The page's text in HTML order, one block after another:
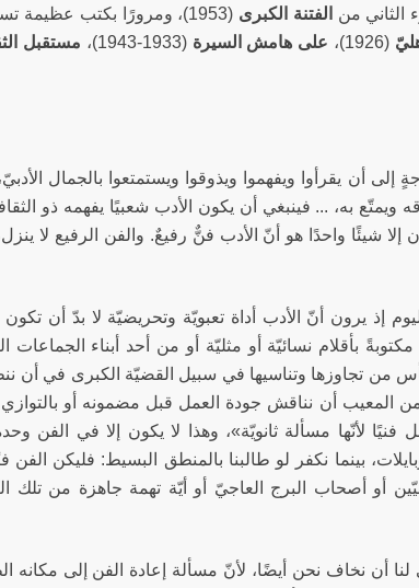
الفتنة الكبرى
(1953)، ومرورًا بكتب عظيمة
(1926)، على هامش السيرة (1933-1943)، مستقبل
أن يقرأوا ويفهموا ويذوقوا ويستمتعوا بالجمال
به، ... فينبغي أن يكون الأدب شعبيًا يفهمه ذو
إلا شيئًا واحدًا هو أنّ الأدب فنٌّ رفيعٌ. والفن الرفيع لا
إذ يرون أنّ الأدب أداة تعبويّة وتحريضيّة لا بدّ أن تكون
بأقلام نسائيّة أو مثليّة أو من أحد أبناء الجماعات
بأس من تجاوزها وتناسيها في سبيل القضيّة الكبرى في
المعيب أن نناقش جودة العمل قبل مضمونه أو بالتوازي
لأنّها مسألة ثانويّة»، وهذا لا يكون إلا في الفن
بينما نكفر لو طالبنا بالمنطق البسيط: فليكن الفن
أو أصحاب البرج العاجيّ أو أيّة تهمة جاهزة من تلك
لنا أن نخاف نحن أيضًا، لأنّ مسألة إعادة الفن إلى